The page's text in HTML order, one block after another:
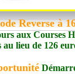
Reverse à
aux Courses
au lieu de 126